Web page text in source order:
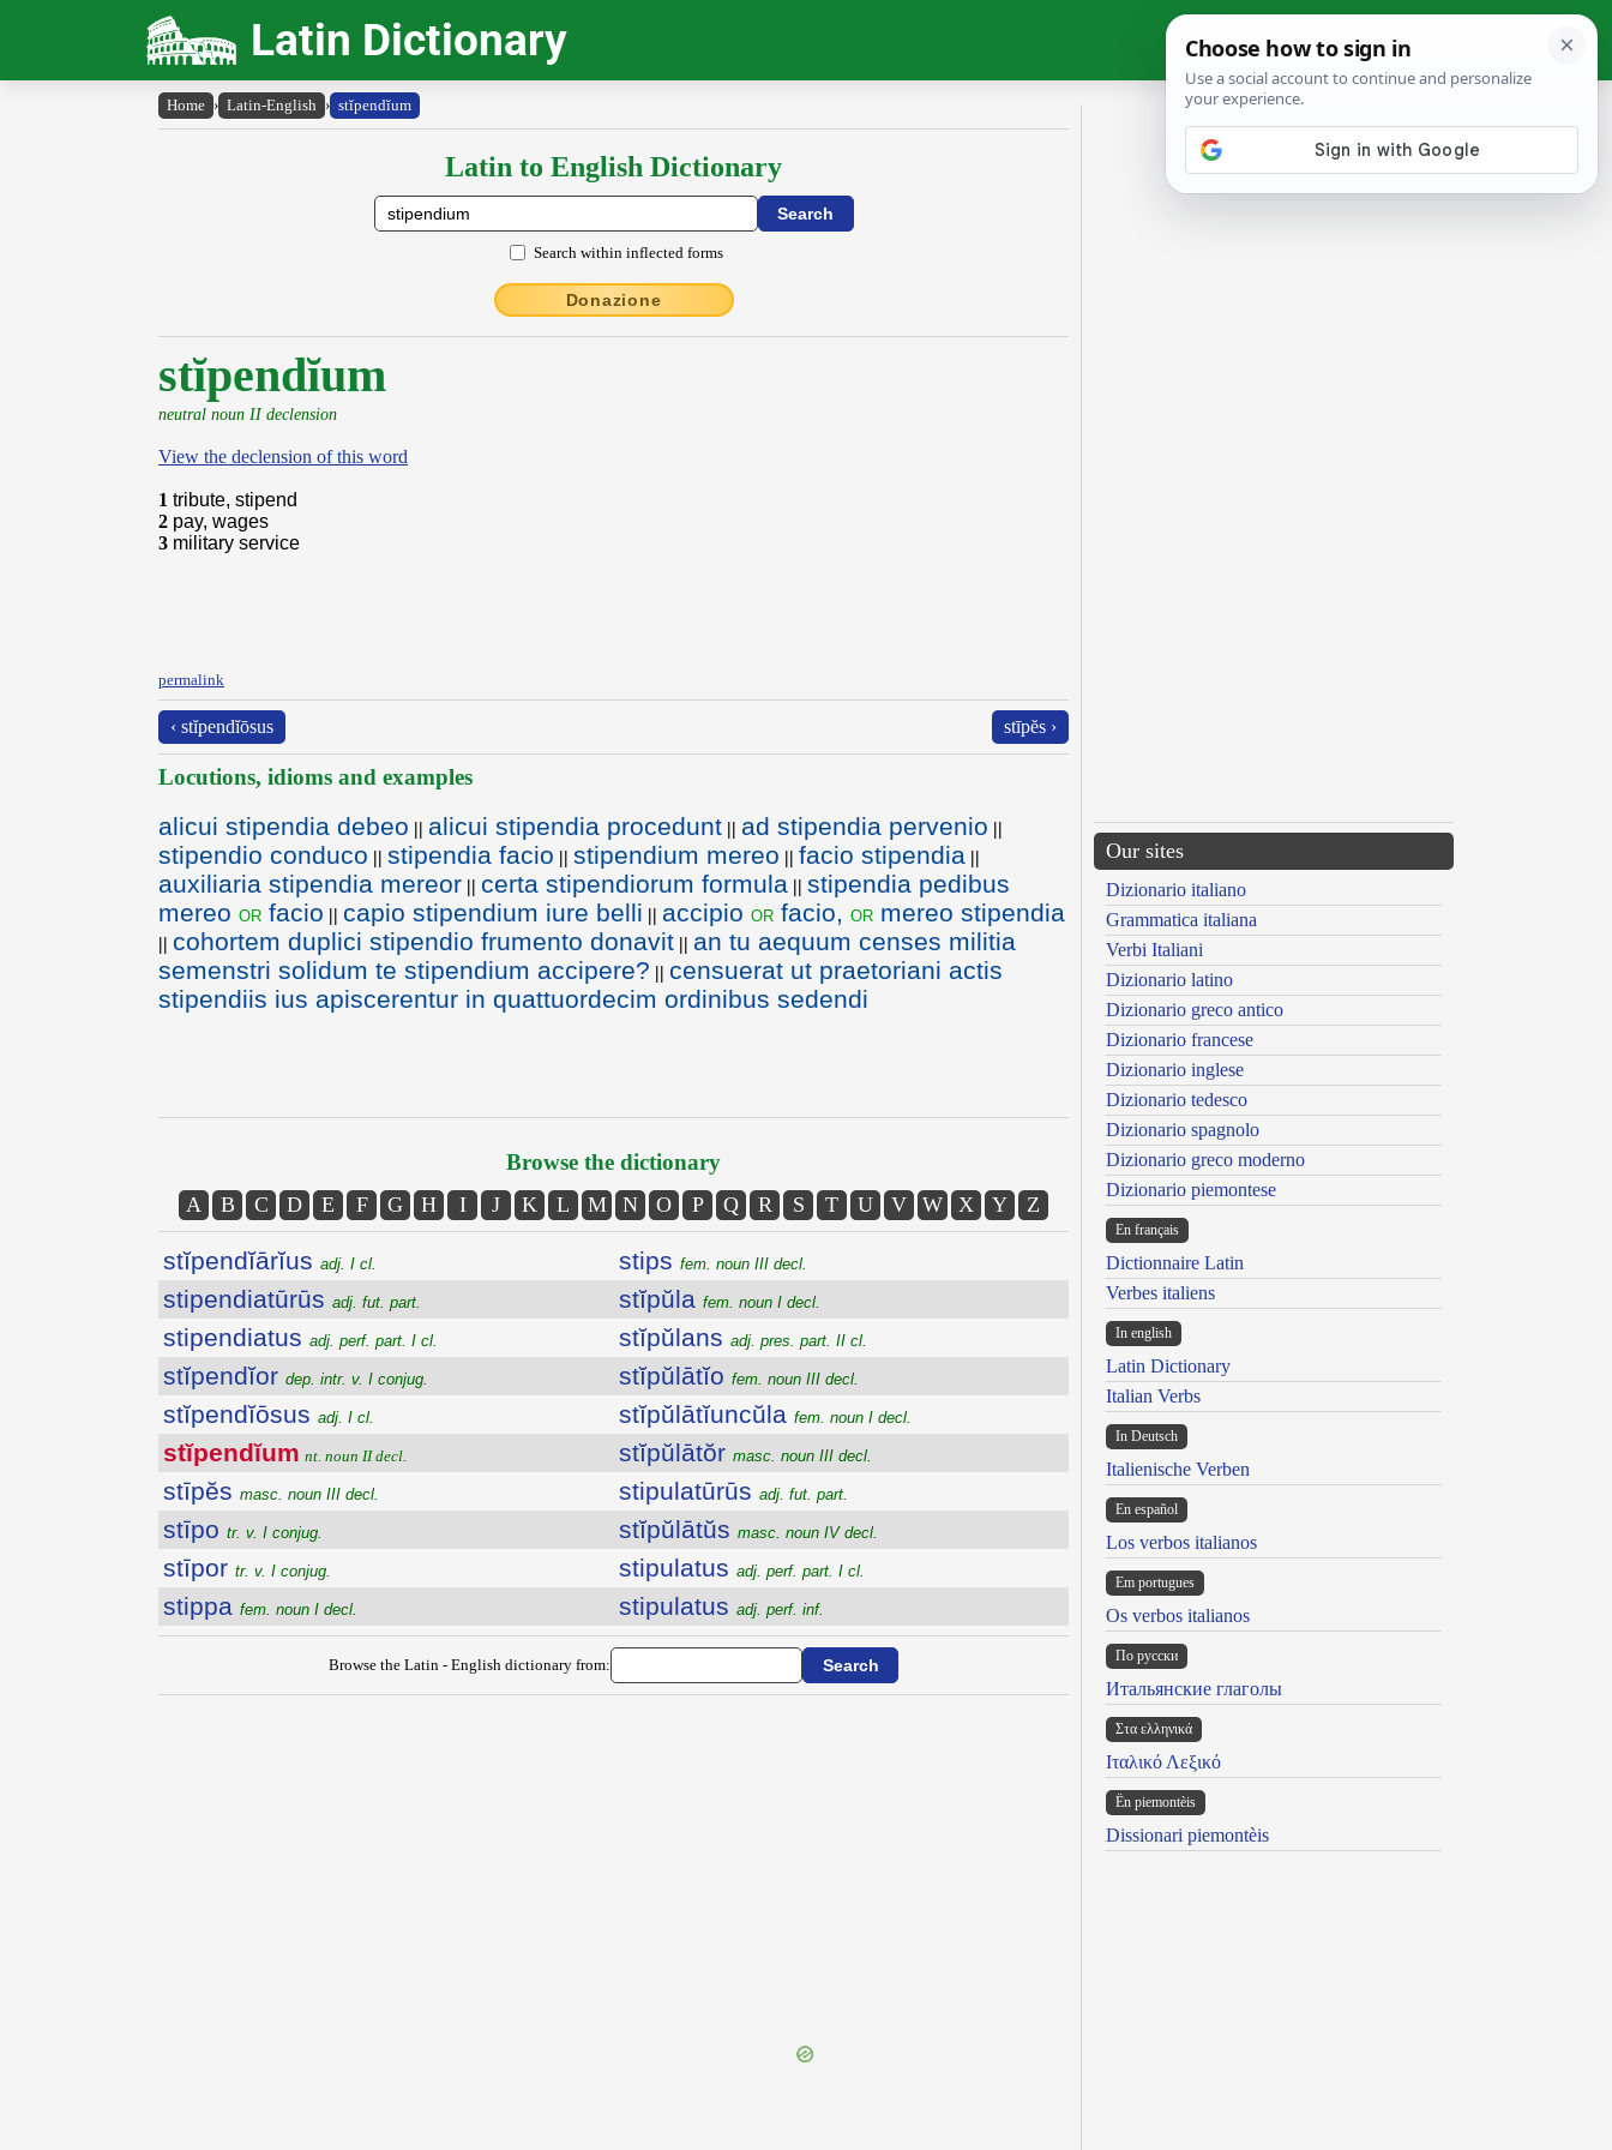
Latin Dictionary
Home › Latin-English › stĭpendĭum
Latin to English Dictionary
Search within inflected forms
Donazione
stĭpendĭum
neutral noun II declension
View the declension of this word
1 tribute, stipend
2 pay, wages
3 military service
permalink
‹ stĭpendĭōsus stīpĕs ›
Locutions, idioms and examples
alicui stipendia debeo || alicui stipendia procedunt || ad stipendia pervenio ||
stipendio conduco || stipendia facio || stipendium mereo || facio stipendia ||
auxiliaria stipendia mereor || certa stipendiorum formula || stipendia pedibus
mereo or facio || capio stipendium iure belli || accipio or facio, or mereo stipendia
|| cohortem duplici stipendio frumento donavit || an tu aequum censes militia
semenstri solidum te stipendium accipere? || censuerat ut praetoriani actis
stipendiis ius apiscerentur in quattuordecim ordinibus sedendi
Browse the dictionary
A B C D E F G H I J K L M N O P Q R S T U V W X Y Z
stĭpendĭārĭus adj. I cl.
stipendiatūrūs adj. fut. part.
stipendiatus adj. perf. part. I cl.
stĭpendĭor dep. intr. v. I conjug.
stĭpendĭōsus adj. I cl.
stĭpendĭum nt. noun II decl.
stīpĕs masc. noun III decl.
stīpo tr. v. I conjug.
stīpor tr. v. I conjug.
stippa fem. noun I decl.
stips fem. noun III decl.
stĭpŭla fem. noun I decl.
stĭpŭlans adj. pres. part. II cl.
stĭpŭlātĭo fem. noun III decl.
stĭpŭlātĭuncŭla fem. noun I decl.
stĭpŭlātŏr masc. noun III decl.
stipulatūrūs adj. fut. part.
stĭpŭlātŭs masc. noun IV decl.
stipulatus adj. perf. part. I cl.
stipulatus adj. perf. inf.
Browse the Latin - English dictionary from:
Our sites
Dizionario italiano
Grammatica italiana
Verbi Italiani
Dizionario latino
Dizionario greco antico
Dizionario francese
Dizionario inglese
Dizionario tedesco
Dizionario spagnolo
Dizionario greco moderno
Dizionario piemontese
En français
Dictionnaire Latin
Verbes italiens
In english
Latin Dictionary
Italian Verbs
In Deutsch
Italienische Verben
En español
Los verbos italianos
Em portugues
Os verbos italianos
По русски
Итальянские глаголы
Στα ελληνικά
Ιταλικό Λεξικό
Ën piemontèis
Dissionari piemontèis